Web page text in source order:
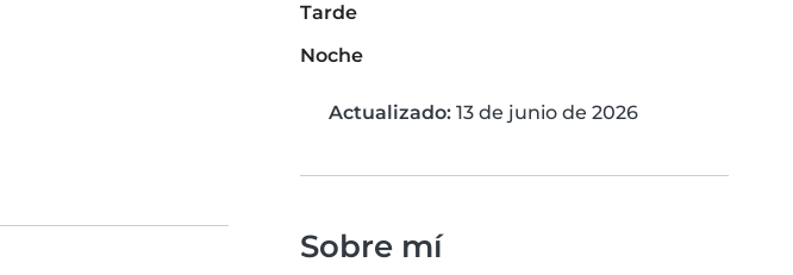
Tarde
Noche
Actualizado: 13 de junio de 2026
Sobre mí